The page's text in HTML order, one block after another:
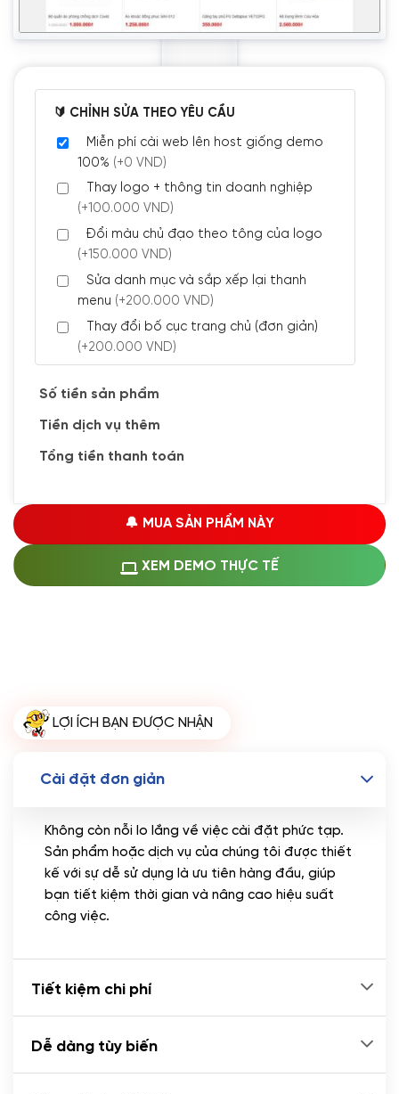
🔰 CHỈNH SỬA THEO YÊU CẦU
Miễn phí cài web lên host giống demo
100% (+0 VND)
Thay logo + thông tin doanh nghiệp
(+100.000 VND)
Đổi màu chủ đạo theo tông của logo
(+150.000 VND)
Sửa danh mục và sắp xếp lại thanh
menu (+200.000 VND)
Thay đổi bố cục trang chủ (đơn giản)
(+200.000 VND)
(+300.000 VND)
🔰 CÀI ĐẶT PLUGINS
Cài đặt plugin theo yêu cầu
Cài plugin xử lý thanh toán tự động qua
ngân hàng vietcombank, techcombank,
Zalopay, QR code...(+1.500.000 VND)
🔰 MUA KÈM DỊCH VỤ
hosting
Tên miền Quốc tế
Số tiền sản phẩm
Tiền dịch vụ thêm
Tổng tiền thanh toán
🔔 MUA SẢN PHẨM NÀY
XEM DEMO THỰC TẾ
LỢI ÍCH BẠN ĐƯỢC NHẬN
Cài đặt đơn giản
Không còn nỗi lo lắng về việc cài đặt phức tạp.
Sản phẩm hoặc dịch vụ của chúng tôi được thiết
kế với sự dễ sử dụng là ưu tiên hàng đầu, giúp
bạn tiết kiệm thời gian và nâng cao hiệu suất
công việc.
Tiết kiệm chi phí
Dễ dàng tùy biến